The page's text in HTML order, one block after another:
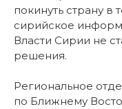
покинуть страну в
сирийское
Власти Сирии не
решения.
Региональное
по Ближнему